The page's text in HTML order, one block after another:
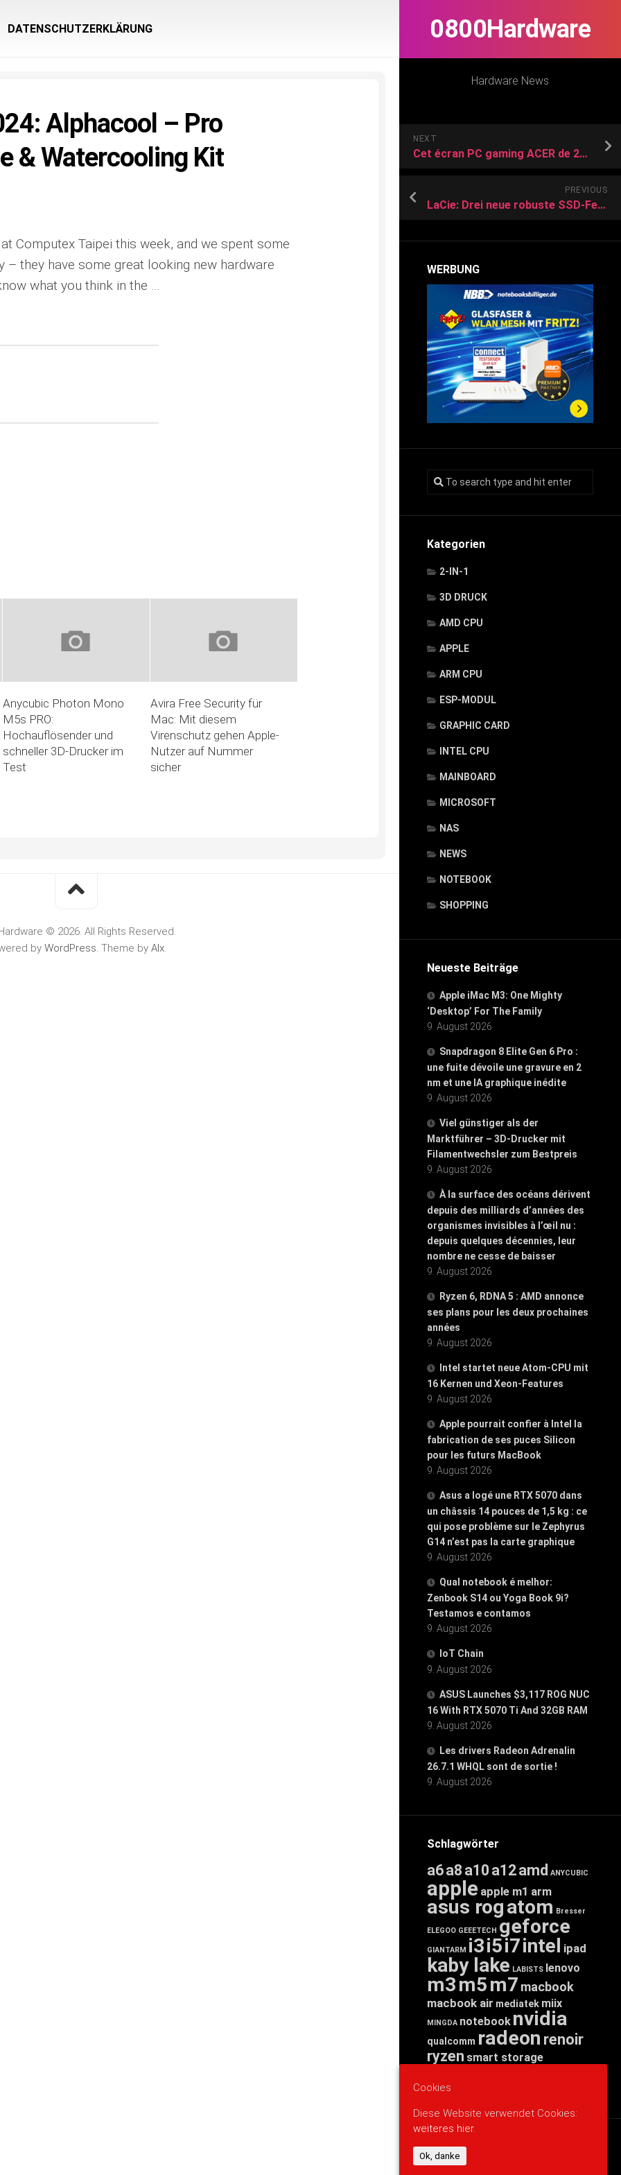
0800Hardware
Hardware News
NEXT
Cet écran PC gaming ACER de 27 pouces à 180 Hz s’approche des 100 € : c’est le moment de craquer
PREVIOUS
LaCie: Drei neue robuste SSD-Festplatten der beliebten Rugged-Reihe vorgestellt
WERBUNG
Kategorien
2-IN-1
3D DRUCK
AMD CPU
APPLE
ARM CPU
ESP-MODUL
GRAPHIC CARD
INTEL CPU
MAINBOARD
MICROSOFT
NAS
NEWS
NOTEBOOK
SHOPPING
Neueste Beiträge
Apple iMac M3: One Mighty
‘Desktop’ For The Family
9. August 2026
Snapdragon 8 Elite Gen 6 Pro :
une fuite dévoile une gravure en 2
nm et une IA graphique inédite
9. August 2026
Viel günstiger als der
Marktführer – 3D-Drucker mit
Filamentwechsler zum Bestpreis
9. August 2026
À la surface des océans dérivent
depuis des milliards d’années des
organismes invisibles à l’œil nu :
depuis quelques décennies, leur
nombre ne cesse de baisser
9. August 2026
Ryzen 6, RDNA 5 : AMD annonce
ses plans pour les deux prochaines
années
9. August 2026
Intel startet neue Atom-CPU mit
16 Kernen und Xeon-Features
9. August 2026
Apple pourrait confier à Intel la
fabrication de ses puces Silicon
pour les futurs MacBook
9. August 2026
Asus a logé une RTX 5070 dans
un châssis 14 pouces de 1,5 kg : ce
qui pose problème sur le Zephyrus
G14 n’est pas la carte graphique
9. August 2026
Qual notebook é melhor:
Zenbook S14 ou Yoga Book 9i?
Testamos e contamos
9. August 2026
IoT Chain
9. August 2026
ASUS Launches $3,117 ROG NUC
16 With RTX 5070 Ti And 32GB RAM
9. August 2026
Les drivers Radeon Adrenalin
26.7.1 WHQL sont de sortie !
9. August 2026
Schlagwörter
a6a8 a10 a12amd ANYCUBIC
apple apple m1 arm
asus rogatom Bresser
ELEGOO GEEETECH geforce
GIANTARM i3i5i7intel ipad
kaby lake LABISTS lenovo
m3m5m7 macbook
macbook air mediatek miix
MINGDA notebook nvidia
qualcomm radeon renoir
ryzen smart storage
threadripper
WERBUNG
DATENSCHUTZERKLÄRUNG
Alphacool – Pro
& Watercooling Kit
Computex Taipei this week, and we spent some
– they have some great looking new hardware
what you think in the …
Anycubic Photon Mono
M5s PRO:
Hochauflösender und
schneller 3D-Drucker im
Test
Avira Free Security für
Mac: Mit diesem
Virenschutz gehen Apple-
Nutzer auf Nummer
sicher
© 2026. All Rights Reserved.
by WordPress. Theme by Alx.
Cookies
Diese Website verwendet Cookies:
weiteres hier.
Ok, danke